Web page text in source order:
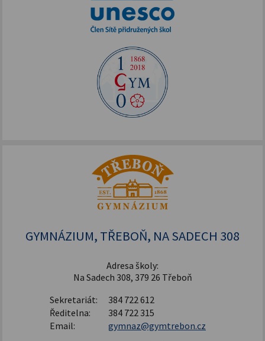
GYMNÁZIUM, TŘEBOŇ, NA SADECH 308
Adresa školy:
Na Sadech 308, 379 26 Třeboň
Sekretariát:
384 722 612
Ředitelna:
384 722 315
Email:
gymnaz@gymtrebon.cz